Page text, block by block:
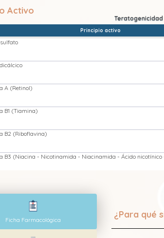
Activo
Principio activo
A (Retinol)
B1 (Tiamina)
B2 (Riboflavina)
B3 (Niacina - Nicotinamida - Niacinamida - Ácido nicotínico
B6 (Piridoxina)
C (Ácido ascórbico)
Ficha Farmacológica ¿Para qué